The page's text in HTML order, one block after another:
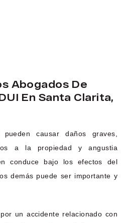
Abogados De
En Santa Clarita,
causar daños graves,
a la propiedad y angustia
conduce bajo los efectos del
demás puede ser importante y
un accidente relacionado con